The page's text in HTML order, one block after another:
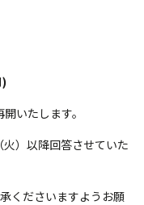
いたします。
）以降回答させていた
くださいますようお願